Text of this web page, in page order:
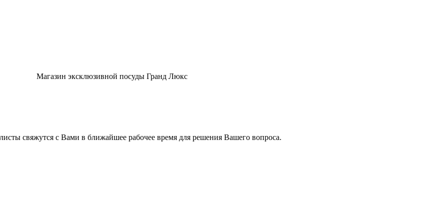
Магазин эксклюзивной посуды Гранд Люкс
свяжутся с Вами в ближайшее рабочее время для решения Вашего вопроса.